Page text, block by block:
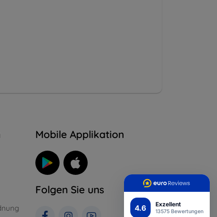
4.6 Exzellent
13575 Bewertungen
Mobile Applikation
Folgen Sie uns